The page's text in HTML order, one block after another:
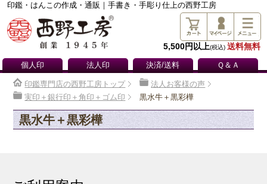
印鑑・はんこの作成・通販｜手書き・手彫り仕上の西野工房
5,500円以上(税込) 送料無料
個人印 法人印 決済/送料 Ｑ＆Ａ
印鑑専門店の西野工房トップ
法人お客様の声
実印＋銀行印＋角印＋ゴム印
黒水牛＋黒彩樺
黒水牛＋黒彩樺